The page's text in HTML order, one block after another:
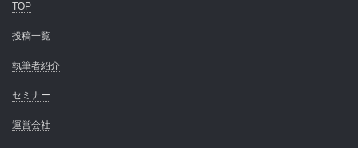
TOP
投稿一覧
執筆者紹介
セミナー
運営会社